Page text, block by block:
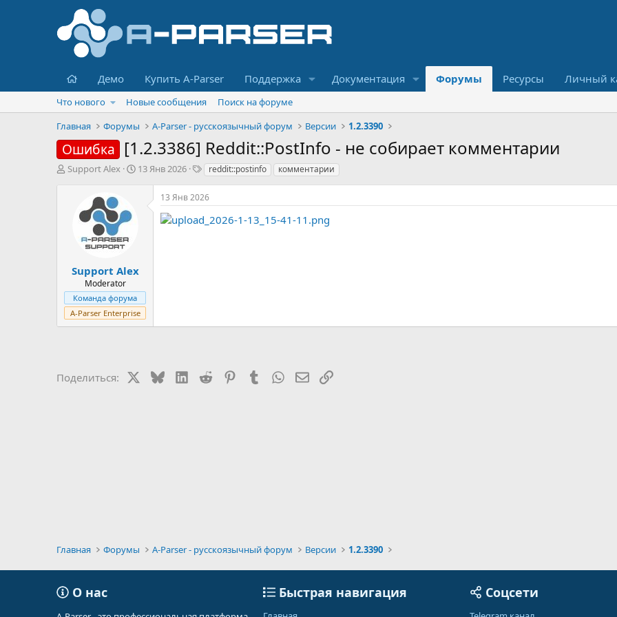
Главная
Демо Купить A-Parser Поддержка Документация Форумы Ресурсы Личный
Что нового Новые сообщения
Поиск на форуме
Главная
Форумы A-Parser - русскоязычный форум Версии 1.2.3390
Ошибка [1.2.3386] Reddit::PostInfo - не собирает комментарии
А
ы
Support Alex
Д
л
13 Янв 2026
Т
г
и
reddit::postinfo комментарии
Support Alex
Moderator
Команда форума
A-Parser Enterprise
13 Янв 2026
Поделиться: BlueskyLinkedIn
Reddit PinterestTumblrWhatsAppЭлектронная почта
Ссылка
Главная Форумы A-Parser - русскоязычный форум Версии 1.2.3390
О нас Быстрая навигация Соцсети